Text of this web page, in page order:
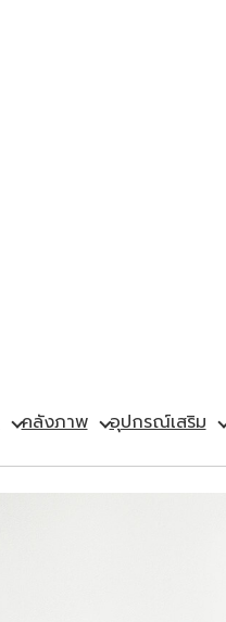
คลังภาพ อุปกรณ์เสริม